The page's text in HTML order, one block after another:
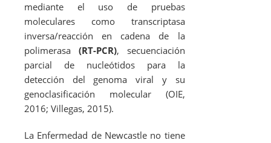
mediante el uso de pruebas
moleculares como transcriptasa
inversa/reacción en cadena de la
polimerasa (RT-PCR), secuenciación
parcial de nucleótidos para la
detección del genoma viral y su
genoclasificación molecular (OIE,
2016; Villegas, 2015).
La Enfermedad de Newcastle no tiene